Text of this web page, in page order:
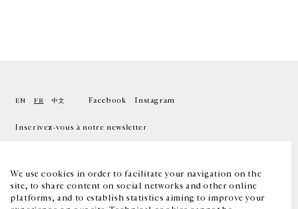
We use cookies in order to facilitate your navigation on the
site, to share content on social networks and other online
platforms, and to establish statistics aiming to improve your
EN FR 中文 Facebook Instagram
Inscrivez-vous à notre newsletter